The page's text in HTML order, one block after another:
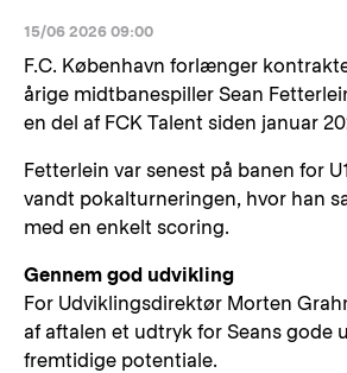
15/06 2026 09:00
F.C. København forlænger
årige midtbanespiller Sean
en del af FCK Talent siden januar
Fetterlein var senest på banen for
vandt pokalturneringen, hvor han
med en enkelt scoring.
Gennem god udvikling
For Udviklingsdirektør Morten
af aftalen et udtryk for Seans gode
fremtidige potentiale.